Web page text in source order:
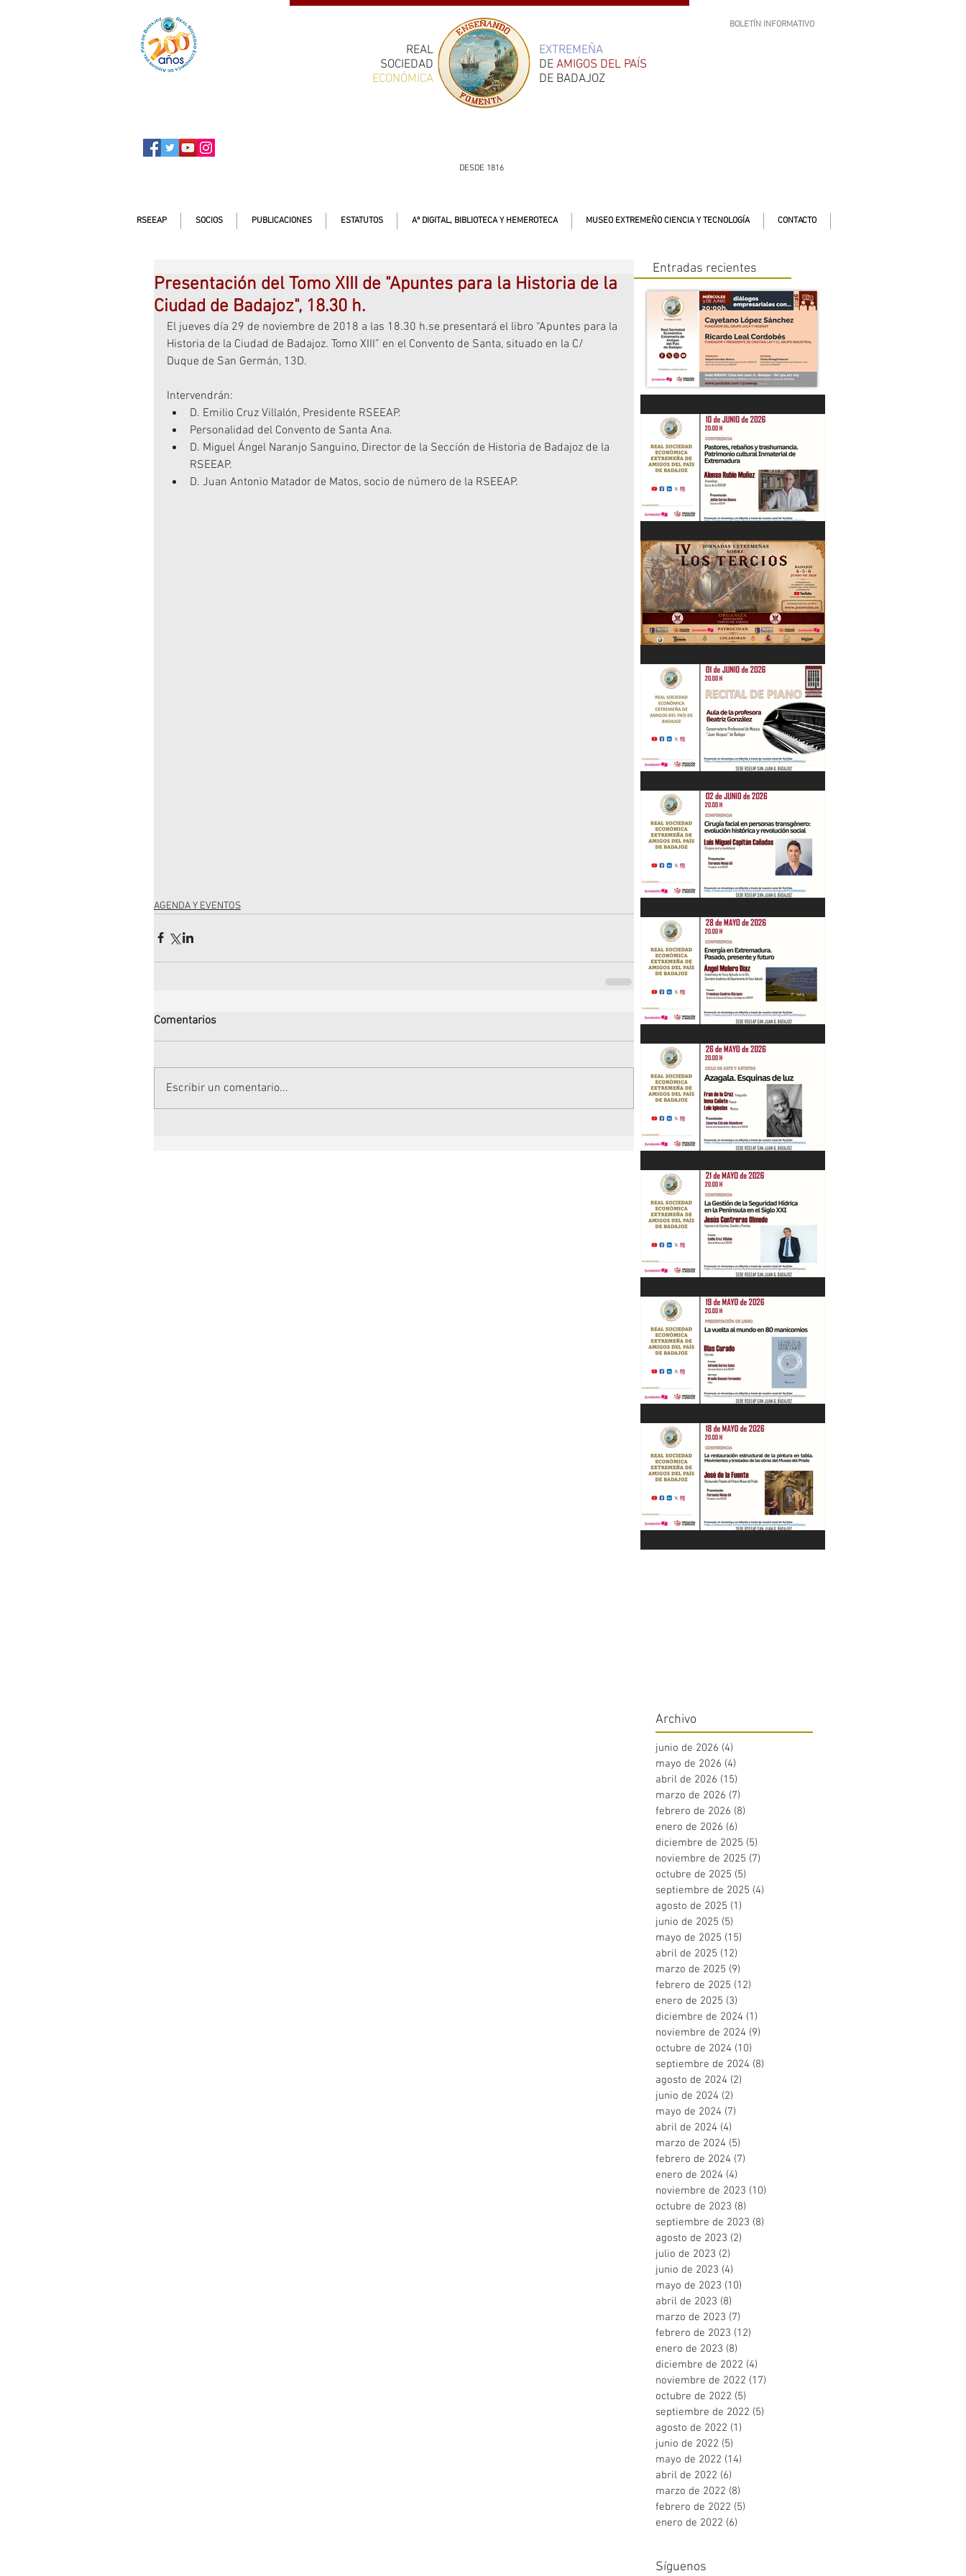
EXTREMEÑA
DE AMIGOS DEL PAÍS
DE BADAJOZ
REAL
SOCIEDAD
ECONÓMICA
BOLETÍN INFORMATIVO
DESDE 1816
RSEEAP SOCIOS PUBLICACIONES ESTATUTOS Aº DIGITAL, BIBLIOTECA Y HEMEROTECA MUSEO EXTREMEÑO CIENCIA Y TECNOLOGÍA CONTACTO
Presentación del Tomo XIII de "Apuntes para la Historia de la
Ciudad de Badajoz", 18.30 h.
El jueves día 29 de noviembre de 2018 a las 18.30 h.se presentará el libro “Apuntes para la
Historia de la Ciudad de Badajoz. Tomo XIII” en el Convento de Santa, situado en la C/
Duque de San Germán, 13D.
Intervendrán:
D. Emilio Cruz Villalón, Presidente RSEEAP.
Personalidad del Convento de Santa Ana.
D. Miguel Ángel Naranjo Sanguino, Director de la Sección de Historia de Badajoz de la
RSEEAP.
D. Juan Antonio Matador de Matos, socio de número de la RSEEAP.
AGENDA Y EVENTOS
Comentarios
Escribir un comentario...
Entradas recientes
“DIÁLOGOS EMPRESARIALES CON...”
Cayetano López Sánchez y Ricardo
Leal Cordobés 03/06/26
"Pastores, rebaños y trashumancia.
Patrimonio cultural Inmaterial de
Extremadura" Alonso Rubio Muñoz.
10/06/26
IV Jornadas Extremeñas sobre Los
Recital de Piano. Aula de la profesora
Beatriz González. 01/06/26
"Cirugía facial en personas
transgénero: evolución histórica y..."
Luis M. Capitán. 02/06/26
“Energía en Extremadura. Pasado,
presente y futuro” Ángel Mulero Díaz.
28/05/26
"Azagala. Esquinas de luz" Ciclo de Arte
y Artistas. 26/05/26
"La Gestión de la Seguridad Hídrica en
la Península en el Siglo XXI" Jesús
Contreras Olmedo 21/05/26
"La vuelta al mundo en 80
manicomios" por Blas Curado.
19/05/26
Archivo
junio de 2026 (4)
mayo de 2026 (4)
abril de 2026 (15)
marzo de 2026 (7)
febrero de 2026 (8)
enero de 2026 (6)
diciembre de 2025 (5)
noviembre de 2025 (7)
octubre de 2025 (5)
septiembre de 2025 (4)
agosto de 2025 (1)
junio de 2025 (5)
mayo de 2025 (15)
abril de 2025 (12)
marzo de 2025 (9)
febrero de 2025 (12)
enero de 2025 (3)
diciembre de 2024 (1)
noviembre de 2024 (9)
octubre de 2024 (10)
septiembre de 2024 (8)
agosto de 2024 (2)
junio de 2024 (2)
mayo de 2024 (7)
abril de 2024 (4)
marzo de 2024 (5)
febrero de 2024 (7)
enero de 2024 (4)
noviembre de 2023 (10)
octubre de 2023 (8)
septiembre de 2023 (8)
agosto de 2023 (2)
julio de 2023 (2)
junio de 2023 (4)
mayo de 2023 (10)
abril de 2023 (8)
marzo de 2023 (7)
febrero de 2023 (12)
enero de 2023 (8)
diciembre de 2022 (4)
noviembre de 2022 (17)
octubre de 2022 (5)
septiembre de 2022 (5)
agosto de 2022 (1)
junio de 2022 (5)
mayo de 2022 (14)
abril de 2022 (6)
marzo de 2022 (8)
febrero de 2022 (5)
enero de 2022 (6)
Síguenos